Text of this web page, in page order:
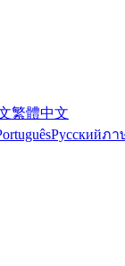
繁體中文
Русскийภา